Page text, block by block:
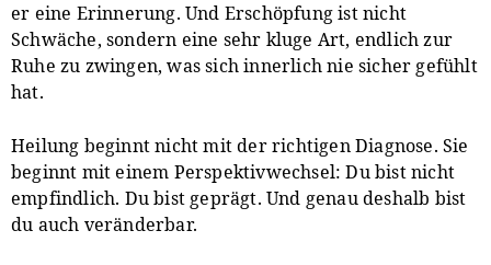
er eine Erinnerung. Und Erschöpfung ist nicht
Schwäche, sondern eine sehr kluge Art, endlich zur
Ruhe zu zwingen, was sich innerlich nie sicher gefühlt
hat.
Heilung beginnt nicht mit der richtigen Diagnose. Sie
beginnt mit einem Perspektivwechsel: Du bist nicht
empfindlich. Du bist geprägt. Und genau deshalb bist
du auch veränderbar.